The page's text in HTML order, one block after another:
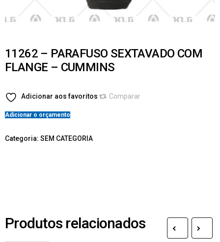
11262 – PARAFUSO SEXTAVADO COM
FLANGE – CUMMINS
Adicionar aos favoritos Comparar
Adicionar o orçamento
Categoria: SEM CATEGORIA
Produtos relacionados